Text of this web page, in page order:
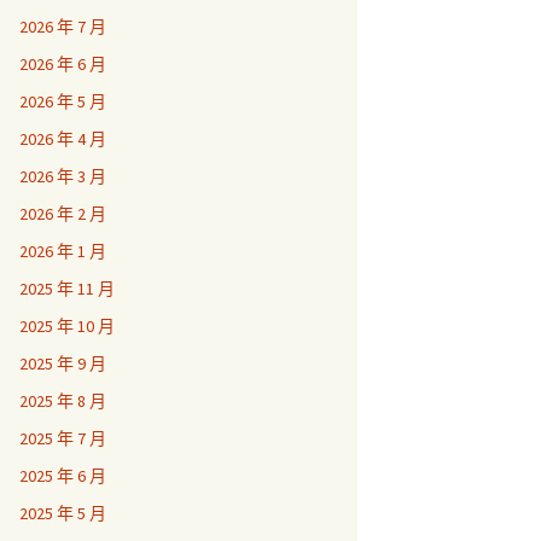
2026 年 7 月
2026 年 6 月
2026 年 5 月
2026 年 4 月
2026 年 3 月
2026 年 2 月
2026 年 1 月
2025 年 11 月
2025 年 10 月
2025 年 9 月
2025 年 8 月
2025 年 7 月
2025 年 6 月
2025 年 5 月